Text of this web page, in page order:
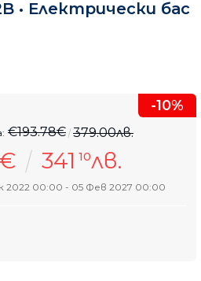
• Електрически бас
-10%
€ 341 10лв.
€193.78€ 379.00лв.
2022 00:00 - 05 Фев 2027 00:00